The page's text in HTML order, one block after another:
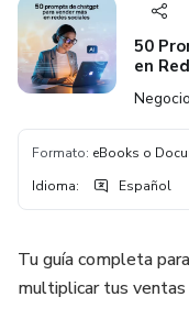
50
en
Formato: eBooks o
Idioma: Español
Tu guía completa
multiplicar tus ventas